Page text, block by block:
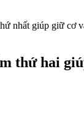
nhất giúp giữ cơ
thứ hai